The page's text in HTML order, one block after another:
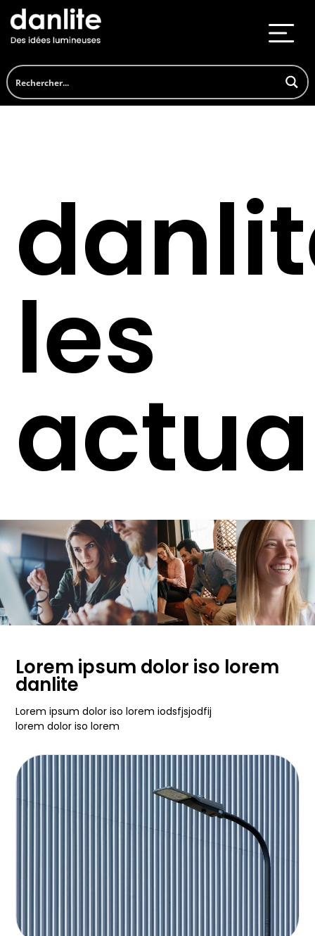
les
Lorem ipsum dolor iso lorem
danlite
Lorem ipsum dolor iso lorem iodsfjsjodfij
lorem dolor iso lorem